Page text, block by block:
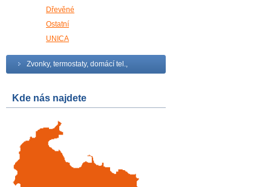
Dřevěné
Ostatní
UNICA
Zvonky, termostaty, domácí tel.,
Kde nás najdete